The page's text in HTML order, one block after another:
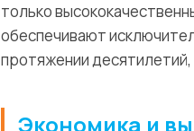
только
обеспечивают
протяжении десятилетий,
Экономика и